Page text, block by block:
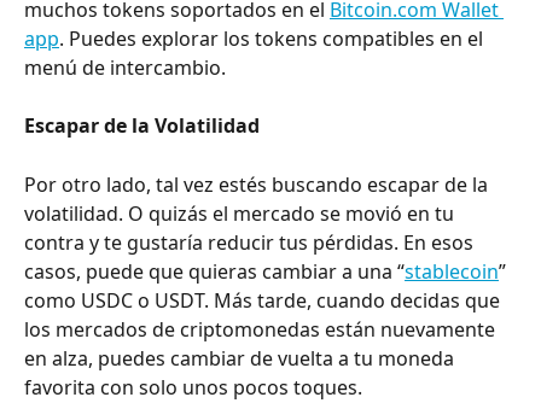
muchos tokens soportados en el Bitcoin.com Wallet
app. Puedes explorar los tokens compatibles en el
menú de intercambio.
Escapar de la Volatilidad
Por otro lado, tal vez estés buscando escapar de la
volatilidad. O quizás el mercado se movió en tu
contra y te gustaría reducir tus pérdidas. En esos
casos, puede que quieras cambiar a una “stablecoin”
como USDC o USDT. Más tarde, cuando decidas que
los mercados de criptomonedas están nuevamente
en alza, puedes cambiar de vuelta a tu moneda
favorita con solo unos pocos toques.